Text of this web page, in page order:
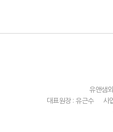
유앤샘
대표원장 : 유근수
사